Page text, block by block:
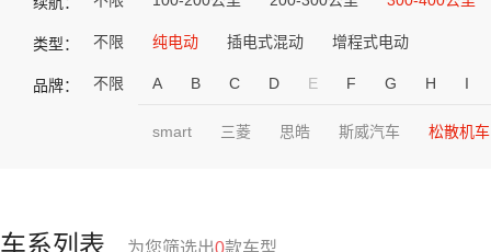
类型： 不限 纯电动 插电式混动 增程式电动
品牌： 不限 A B C D E F G H I
smart 三菱 思皓 斯威汽车 松散机车
车系列表 为您筛选出0款车型